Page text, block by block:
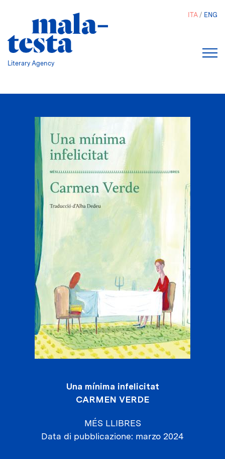
Literary Agency
ITA ENG
Una mínima infelicitat
CARMEN VERDE
MÉS LLIBRES
Data di pubblicazione marzo 2024